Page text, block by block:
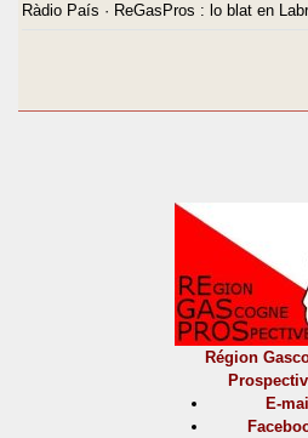
Ràdio País · ReGasPros : lo blat en
Région
E-mail